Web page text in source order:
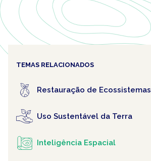
TEMAS RELACIONADOS
Restauração de Ecossistemas
Uso Sustentável da Terra
Inteligência Espacial